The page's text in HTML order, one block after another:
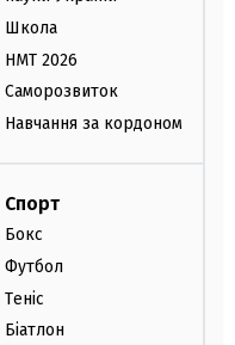
Школа
НМТ 2026
Саморозвиток
Навчання за кордоном
Спорт
Бокс
Футбол
Теніс
Біатлон